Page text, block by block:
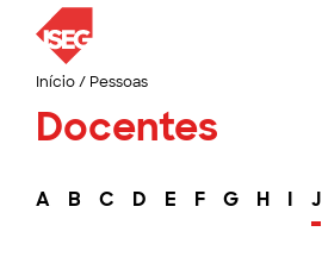
Início/ Pessoas
Docentes
A B C D E F G H I J